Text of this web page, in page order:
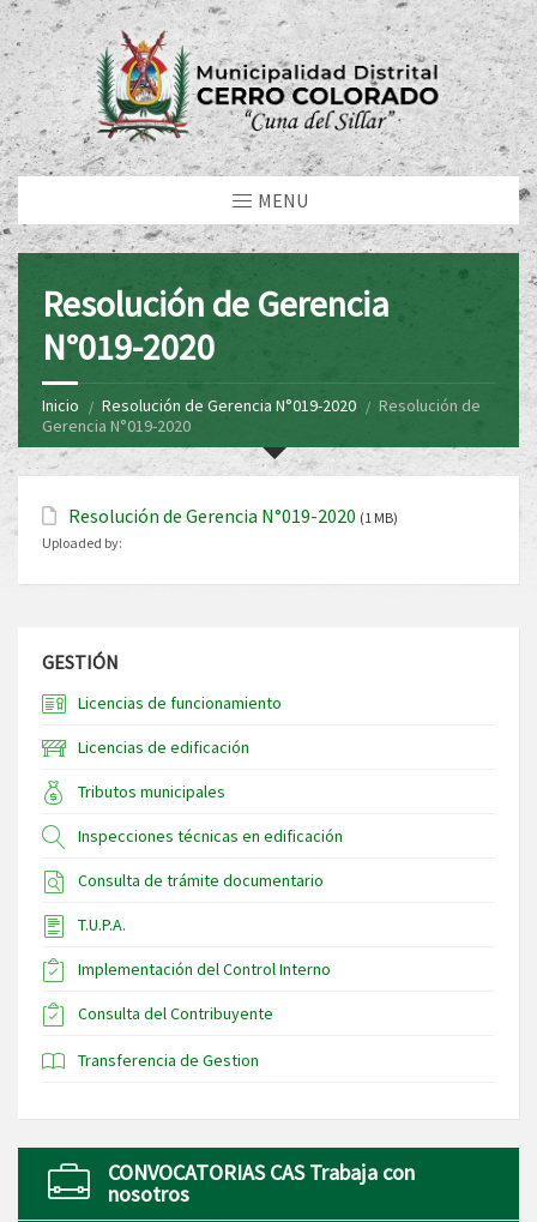
MENU
Resolución de Gerencia
N°019-2020
Inicio Resolución de Gerencia N°019-2020
Resolución de
Gerencia N°019-2020
Resolución de Gerencia N°019-2020 (1 MB)
Uploaded by:
GESTIÓN
Licencias de funcionamiento
Licencias de edificación
Tributos municipales
Inspecciones técnicas en edificación
Consulta de trámite documentario
T.U.P.A.
Implementación del Control Interno
Consulta del Contribuyente
Transferencia de Gestion
CONVOCATORIAS CAS Trabaja con
nosotros